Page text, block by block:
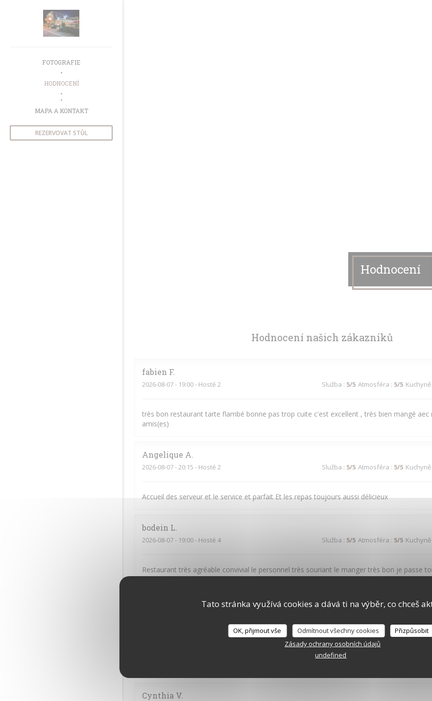
Tato stránka využívá cookies a dává ti na výběr, co chceš
OK, přijmout vše Odmítnout všechny cookies
Přizpůsobit
Zásady ochrany osobních údajů
undefined
FOTOGRAFIE
HODNOCENÍ
((OTEVŘE SE V NOVÉM OKNĚ))
MAPA A KONTAKT
REZERVOVAT STŮL
Hodnocení
Hodnocení našich zákazníků
fabien F
2026-08-07- 19:00 - Hosté 2 Služba : 5/5 Atmosféra : 5/5 Kuchyně
très bon restaurant tarte flambé bonne pas trop cuite c'est excellent , très bien mangé
amis(es)
Angelique A
2026-08-07- 20:15 - Hosté 2 Služba : 5/5 Atmosféra : 5/5 Kuchyně
Accueil des serveur et le service et parfait Et les repas toujours aussi délicieux
bodein L
2026-08-07- 19:00 - Hosté 4 Služba : 5/5 Atmosféra : 5/5 Kuchyně
Restaurant très agréable convivial le personnel très souriant le manger très bon je passe
moment quand je vais la ba
Služba:5/5 Atmosféra :5/5 Kuchyně
Cynthia V